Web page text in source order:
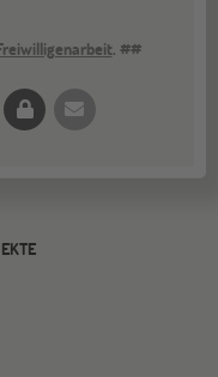
. ##